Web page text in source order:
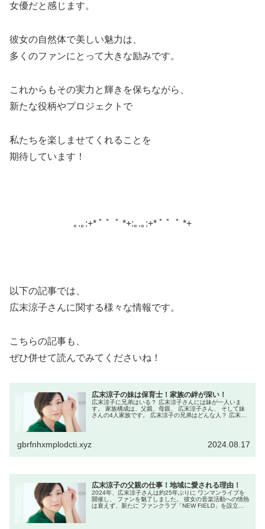
女優だと感じます。
彼女の自然体で美しい魅力は、
多くのファンにとって大きな励みです。
これからもその実力と輝きを保ちながら、
新たな役柄やプロジェクトで
私たちを楽しませてくれることを
期待しています！
｡.｡:+* ﾟ ゜ﾟ *+:｡.｡:+* ﾟ ゜ﾟ *+
以下の記事では、
広末涼子さんに関する様々な情報です。
こちらの記事も、
ぜひ併せて読んでみてくださいね！
広末涼子の妹は保育士！家族の絆が深い！
広末涼子に兄弟はいる？ 広末涼子さんには妹が一人いま
す。 家族構成は、父親、母親、 広末涼子さん、 そして妹
さんの4人家族です。 広末涼子の兄弟はどんな人？ 広末涼
gbrfnhxmplodcti.xyz 2024.08.17
広末涼子の父親の仕事！地域に愛される理由！
2024年、広末涼子さんは約25年ぶりに ワンマンライブを
開催し、 ファンを魅了しました。 彼女の音楽活動への情熱
は衰えず、新たに ファンクラブ「NEW FIELD」を設立